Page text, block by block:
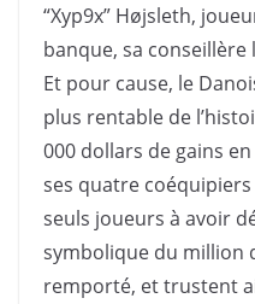
“Xyp9x” Højsleth,
banque, sa
Et pour cause, le
plus rentable de
000 dollars de gains
ses quatre
seuls joueurs à avoir
symbolique du million
remporté, et trustent